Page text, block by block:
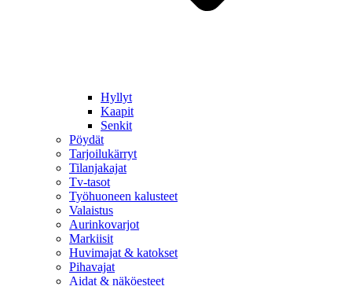
Hyllyt
Kaapit
Senkit
Pöydät
Tarjoilukärryt
Tilanjakajat
Tv-tasot
Työhuoneen kalusteet
Valaistus
Aurinkovarjot
Markiisit
Huvimajat & katokset
Pihavajat
Aidat & näköesteet